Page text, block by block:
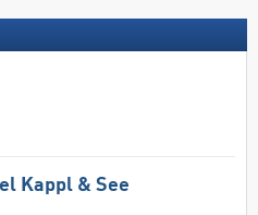
Kappl & See